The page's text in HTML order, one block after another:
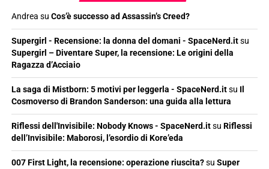
Andrea su Cos’è successo ad Assassin’s Creed?
Supergirl - Recensione: la donna del domani - SpaceNerd.itsu
Supergirl – Diventare Super, la recensione: Le origini della
Ragazza d’Acciaio
La saga di Mistborn: 5 motivi per leggerla - SpaceNerd.itsu Il
Cosmoverso di Brandon Sanderson: una guida alla lettura
Riflessi dell'Invisibile: Nobody Knows - SpaceNerd.itsu Riflessi
dell’Invisibile: Maborosi, l’esordio di Kore’eda
007 First Light, la recensione: operazione riuscita?su Super